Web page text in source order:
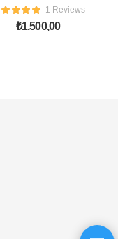
Nevresim Takımı
1 Reviews
₺1.500,00